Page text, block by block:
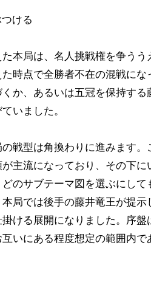
ける
本局は、名人挑戦権を争う
時点で全勝者不在の混戦に
か、あるいは五冠を保持す
いました。
の戦型は角換わりに進みます
主流になっており、その下
のサブテーマ図を選ぶにし
局では後手の藤井竜王が提
掛ける展開になりました。序
いにある程度想定の範囲内で